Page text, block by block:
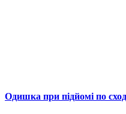
Одишка при підйомі по